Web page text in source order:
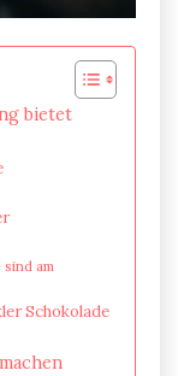
bietet
am
Schokolade